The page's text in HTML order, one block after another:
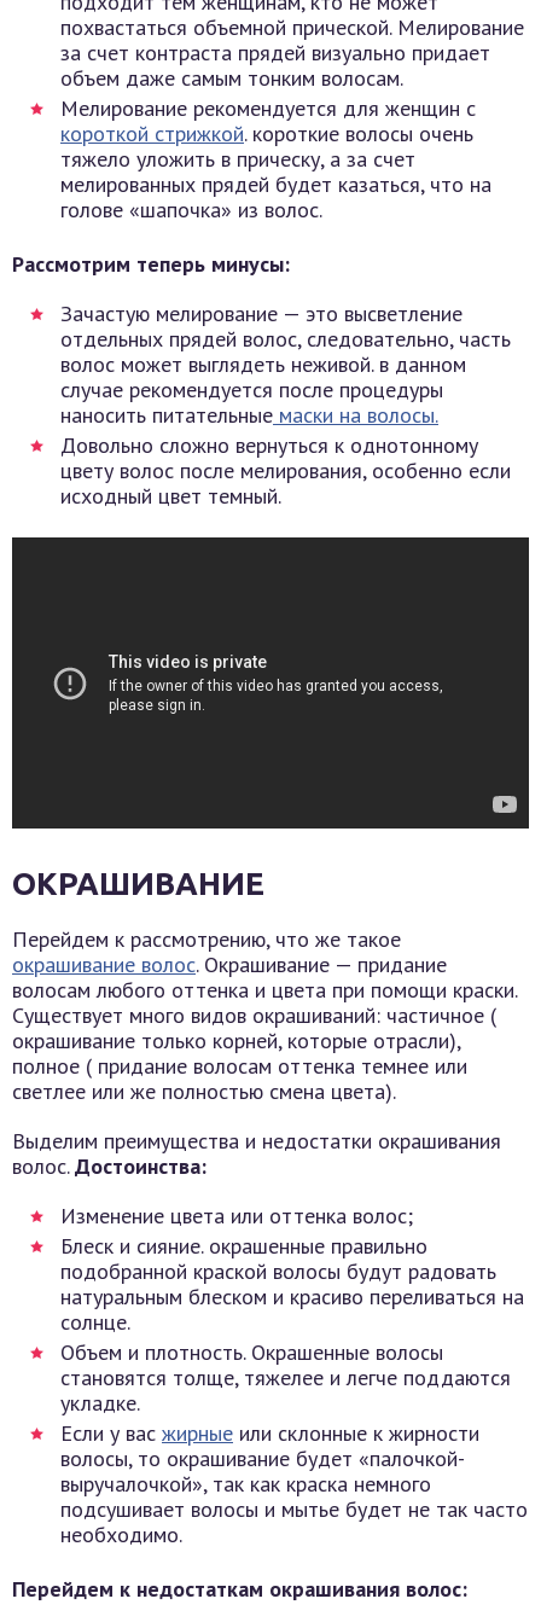
похвастаться объемной прической. Мелирование
за счет контраста прядей визуально придает
объем даже самым тонким волосам.
Мелирование рекомендуется для женщин с
короткой стрижкой. короткие волосы очень
тяжело уложить в прическу, а за счет
мелированных прядей будет казаться, что на
голове «шапочка» из волос.
Рассмотрим теперь минусы:
Зачастую мелирование — это высветление
отдельных прядей волос, следовательно, часть
волос может выглядеть неживой. в данном
случае рекомендуется после процедуры
наносить питательные маски на волосы.
Довольно сложно вернуться к однотонному
цвету волос после мелирования, особенно если
исходный цвет темный.
ОКРАШИВАНИЕ
Перейдем к рассмотрению, что же такое
окрашивание волос. Окрашивание — придание
волосам любого оттенка и цвета при помощи краски.
Существует много видов окрашиваний: частичное (
окрашивание только корней, которые отрасли),
полное ( придание волосам оттенка темнее или
светлее или же полностью смена цвета).
Выделим преимущества и недостатки окрашивания
волос.Достоинства:
Изменение цвета или оттенка волос;
Блеск и сияние. окрашенные правильно
подобранной краской волосы будут радовать
натуральным блеском и красиво переливаться на
солнце.
Объем и плотность. Окрашенные волосы
становятся толще, тяжелее и легче поддаются
укладке.
Если у вас жирные или склонные к жирности
волосы, то окрашивание будет «палочкой-
выручалочкой», так как краска немного
подсушивает волосы и мытье будет не так часто
необходимо.
Перейдем к недостаткам окрашивания волос: